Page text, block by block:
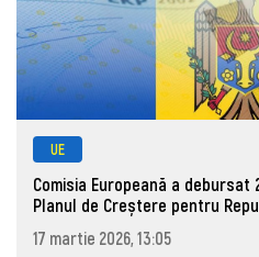
UE
Comisia Europeană a debursat
Planul de Creștere pentru
17 martie 2026, 13:05